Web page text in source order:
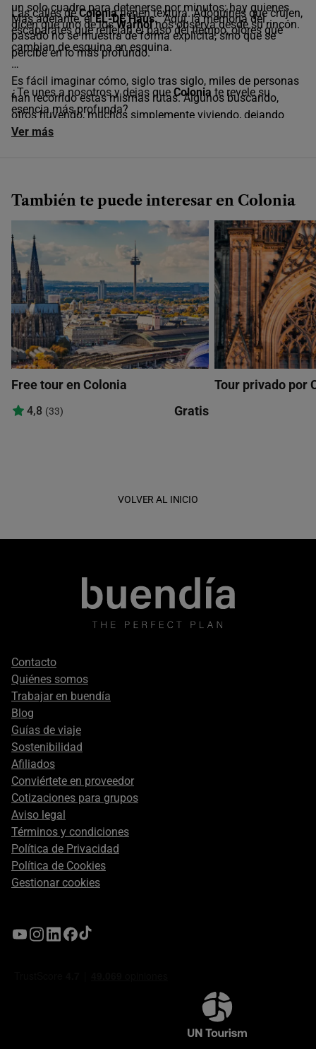
un solo cuadro para detenerse por minutos; hay quienes
dicen que uno de losWarholnos observa desde su rincón.
Más adelante, elEL-DE Haus.Aquí, la memoria del
pasado no se muestra de forma explícita, sino que se
percibe en lo más profundo.
Las calles deColoniatienen textura. Adoquines que crujen,
escaparates que reflejan el paso del tiempo, olores que
cambian de esquina en esquina.
Es fácil imaginar cómo, siglo tras siglo, miles de personas
han recorrido estas mismas rutas. Algunos buscando,
otros huyendo, muchos simplemente viviendo, dejando
atrás sus sueños y recuerdos.
¿Te unes a nosotros y dejas que Colonia te revele su
esencia más profunda?
Ver más
También te puede interesar en Colonia
Free tour en Colonia
4,8 (33) Gratis
Tour privado por
VOLVER AL INICIO
Footer
secondary
Contacto
Quiénes somos
Trabajar en buendía
Blog
Guías de viaje
Sostenibilidad
Afiliados
Conviértete en proveedor
Cotizaciones para grupos
Aviso legal
Términos y condiciones
Política de Privacidad
Política de Cookies
Gestionar cookies